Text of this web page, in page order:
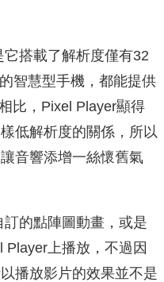
搭載了解析度僅有32
智慧型手機，都能提供
比，Pixel Player顯得
低解析度的關係，所以
音響添增一絲懷舊氣
的點陣圖動畫，或是
Player上播放，不過因
播放影片的效果並不是